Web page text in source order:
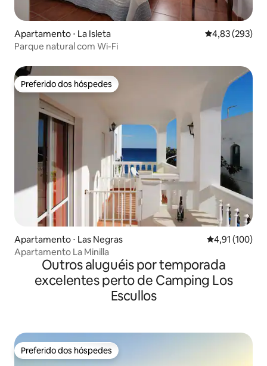
Apartamento ⋅ La Isleta 4,83 de uma
4,83 (293)
Parque natural com Wi-Fi
Preferido dos hóspedes
Preferido dos hóspedes
Apartamento ⋅ Las Negras 4,91 de uma
4,91 (100)
Apartamento La Minilla
Outros aluguéis por temporada
excelentes perto de Camping Los
Escullos
Preferido dos hóspedes
Preferido dos hóspedes